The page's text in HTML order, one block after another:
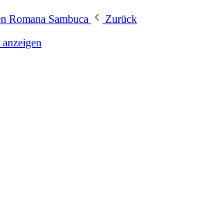
Romana Sambuca
Zurück